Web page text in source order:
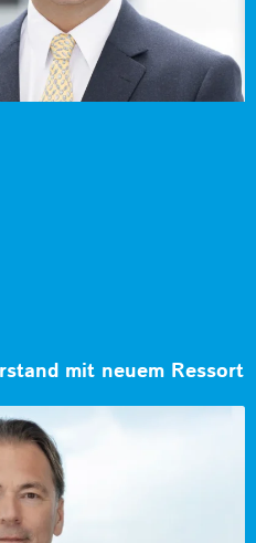
mit neuem Ressort